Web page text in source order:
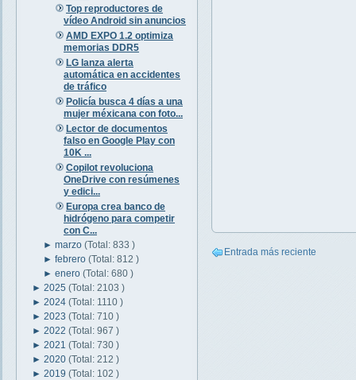
Top reproductores de
vídeo Android sin anuncios
AMD EXPO 1.2 optimiza
memorias DDR5
LG lanza alerta
automática en accidentes
de tráfico
Policía busca 4 días a una
mujer méxicana con foto...
Lector de documentos
falso en Google Play con
10K ...
Copilot revoluciona
OneDrive con resúmenes
y edici...
Europa crea banco de
hidrógeno para competir
con C...
►marzo(Total: 833 )
►febrero(Total: 812 )
►enero(Total: 680 )
► 2025 (Total: 2103 )
► 2024 (Total: 1110 )
► 2023 (Total: 710 )
► 2022 (Total: 967 )
► 2021 (Total: 730 )
► 2020 (Total: 212 )
► 2019 (Total: 102 )
Entrada más reciente